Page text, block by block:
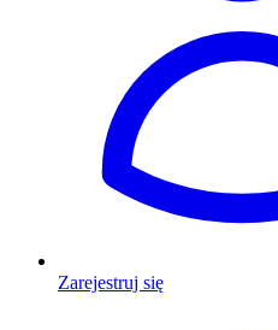
Zarejestruj się